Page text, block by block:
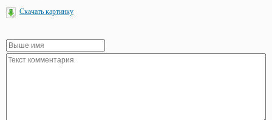
Скачать картинку